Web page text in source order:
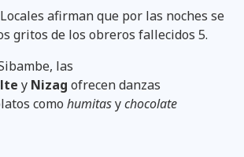
afirman que por las noches se
gritos de los obreros fallecidos 5.
las
y Nizag ofrecen danzas
como humitasychocolate